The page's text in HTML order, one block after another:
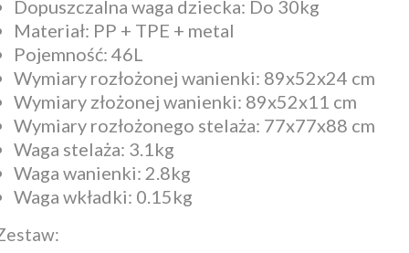
Dopuszczalna waga dziecka: Do 30kg
Materiał: PP + TPE + metal
Pojemność: 46L
Wymiary rozłożonej wanienki: 89x52x24 cm
Wymiary złożonej wanienki: 89x52x11 cm
Wymiary rozłożonego stelaża: 77x77x88 cm
Waga stelaża: 3.1kg
Waga wanienki: 2.8kg
Waga wkładki: 0.15kg